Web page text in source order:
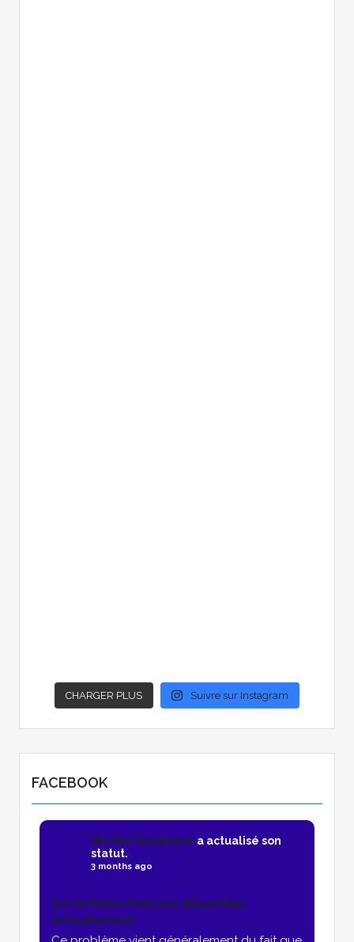
CHARGER PLUS Suivre sur Instagram
FACEBOOK
Wu Wei Académie a actualisé son
statut.
3 months ago
Ce contenu n’est pas disponible
actuellement